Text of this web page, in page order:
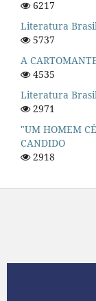
6217
Literatura
5737
A
4535
Literatura
2971
"UM HOMEM
CANDIDO
2918